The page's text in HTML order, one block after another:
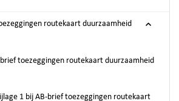
routekaart duurzaamheid
toezeggingen routekaart duurzaamheid
1 bij AB-brief toezeggingen routekaart